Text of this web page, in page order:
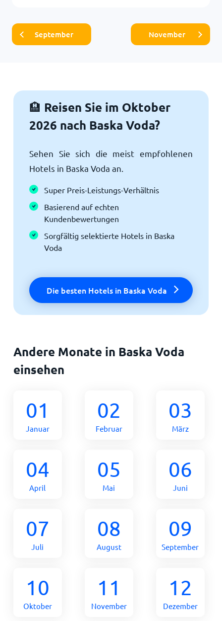
September November
🏨 Reisen Sie im Oktober
2026 nach Baska Voda?
Sehen Sie sich die meist empfohlenen
Hotels in Baska Voda an.
Super Preis-Leistungs-Verhältnis
Basierend auf echten
Kundenbewertungen
Sorgfältig selektierte Hotels in Baska
Voda
Die besten Hotels in Baska Voda
Andere Monate in Baska Voda
einsehen
01
Januar
02
Februar
03
März
04
April
05
Mai
06
Juni
07
Juli
08
August
09
September
10
Oktober
11
November
12
Dezember